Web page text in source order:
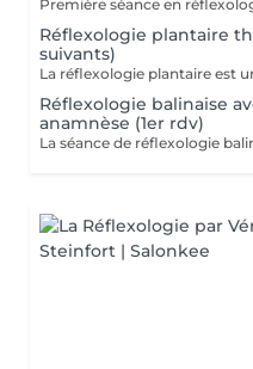
Réflexologie plantaire
suivants)
Réflexologie balinaise
anamnèse (1er rdv)